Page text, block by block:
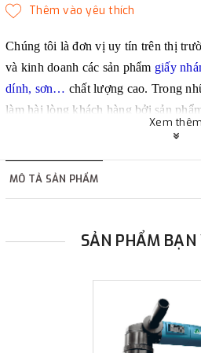
Chúng tôi là đơn vị uy tín trên thị
và kinh doanh các sản phẩm giấy
dính, sơn… chất lượng cao. Trong
làm hài lòng khách hàng bởi sản
việc chuyên nghiệp, giá thành phù
Xem thêm
MÔ TẢ SẢN PHẨM
SẢN PHẨM